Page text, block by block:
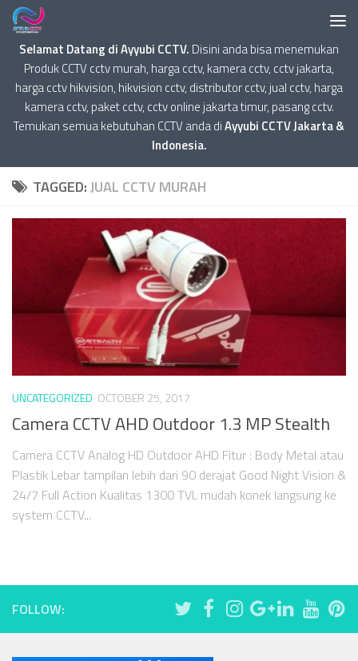
Selamat Datang di Ayyubi CCTV. Disini anda bisa menemukan
Produk CCTV cctv murah, harga cctv, kamera cctv, cctv jakarta,
harga cctv hikvision, hikvision cctv, distributor cctv, jual cctv, harga
kamera cctv, paket cctv, cctv online jakarta timur, pasang cctv.
Temukan semua kebutuhan CCTV anda diAyyubi CCTV Jakarta &
Indonesia.
TAGGED:JUAL CCTV MURAH
UNCATEGORIZED OCTOBER 25, 2017
Camera CCTV AHD Outdoor 1.3 MP Stealth
Camera CCTV Analog HD Outdoor AHD Fitur : Body Metal atau
Plastik Lebar tampilan lebih dari 90 derajat Good Night Vision &
24/7 Full Action Kualitas 1300 TVL mudah konek langsung ke
system CCTV...
FOLLOW: